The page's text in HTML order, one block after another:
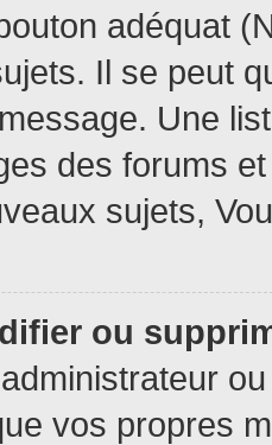
adéquat
Il se peut
Une
des forums
sujets,
ou
vos propres